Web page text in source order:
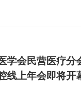
学会民营医疗分
线上年会即将开